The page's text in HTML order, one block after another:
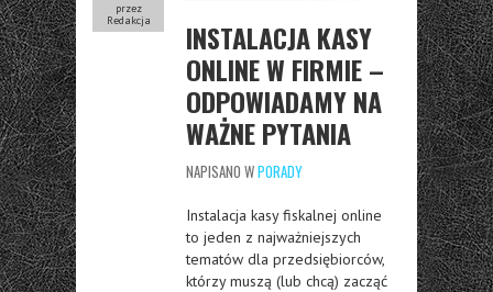
przez
Redakcja
INSTALACJA KASY
ONLINE W FIRMIE –
ODPOWIADAMY NA
WAŻNE PYTANIA
NAPISANO WPORADY
Instalacja kasy fiskalnej online
to jeden z najważniejszych
tematów dla przedsiębiorców,
którzy muszą (lub chcą) zacząć